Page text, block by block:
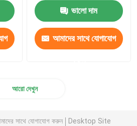
ভালো দাম
আমাদের সাথে যোগাযোগ
আরো দেখুন
সাথে যোগাযোগ করুন Desktop Site